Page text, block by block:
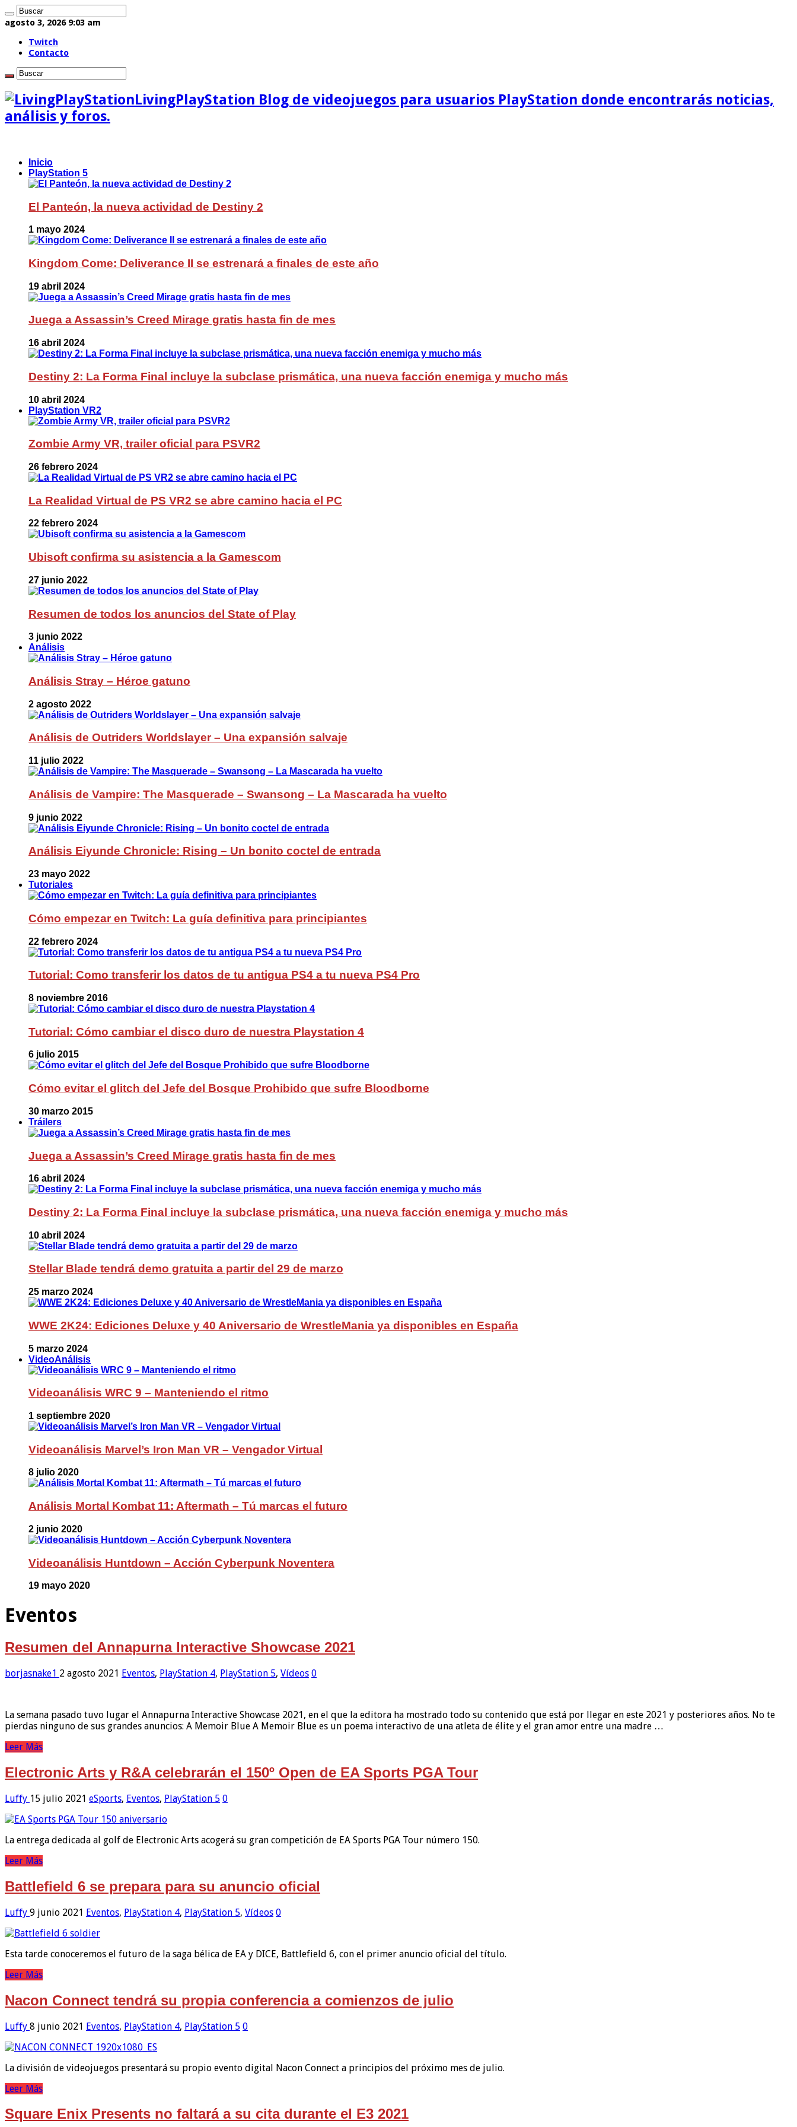
agosto 3, 2026 9:03 am
Twitch
Contacto
LivingPlayStation Blog de videojuegos para usuarios PlayStation donde encontrarás noticias,
análisis y foros.
Inicio
PlayStation 5
El Panteón, la nueva actividad de Destiny 2
1 mayo 2024
Kingdom Come: Deliverance II se estrenará a finales de este año
19 abril 2024
Juega a Assassin’s Creed Mirage gratis hasta fin de mes
16 abril 2024
Destiny 2: La Forma Final incluye la subclase prismática, una nueva facción enemiga y mucho más
10 abril 2024
PlayStation VR2
Zombie Army VR, trailer oficial para PSVR2
26 febrero 2024
La Realidad Virtual de PS VR2 se abre camino hacia el PC
22 febrero 2024
Ubisoft confirma su asistencia a la Gamescom
27 junio 2022
Resumen de todos los anuncios del State of Play
3 junio 2022
Análisis
Análisis Stray – Héroe gatuno
2 agosto 2022
Análisis de Outriders Worldslayer – Una expansión salvaje
11 julio 2022
Análisis de Vampire: The Masquerade – Swansong – La Mascarada ha vuelto
9 junio 2022
Análisis Eiyunde Chronicle: Rising – Un bonito coctel de entrada
23 mayo 2022
Tutoriales
Cómo empezar en Twitch: La guía definitiva para principiantes
22 febrero 2024
Tutorial: Como transferir los datos de tu antigua PS4 a tu nueva PS4 Pro
8 noviembre 2016
Tutorial: Cómo cambiar el disco duro de nuestra Playstation 4
6 julio 2015
Cómo evitar el glitch del Jefe del Bosque Prohibido que sufre Bloodborne
30 marzo 2015
Tráilers
Juega a Assassin’s Creed Mirage gratis hasta fin de mes
16 abril 2024
Destiny 2: La Forma Final incluye la subclase prismática, una nueva facción enemiga y mucho más
10 abril 2024
Stellar Blade tendrá demo gratuita a partir del 29 de marzo
25 marzo 2024
WWE 2K24: Ediciones Deluxe y 40 Aniversario de WrestleMania ya disponibles en España
5 marzo 2024
VideoAnálisis
Videoanálisis WRC 9 – Manteniendo el ritmo
1 septiembre 2020
Videoanálisis Marvel’s Iron Man VR – Vengador Virtual
8 julio 2020
Análisis Mortal Kombat 11: Aftermath – Tú marcas el futuro
2 junio 2020
Videoanálisis Huntdown – Acción Cyberpunk Noventera
19 mayo 2020
Eventos
Resumen del Annapurna Interactive Showcase 2021
borjasnake1 2 agosto 2021 Eventos, PlayStation 4, PlayStation 5, Vídeos 0
La semana pasado tuvo lugar el Annapurna Interactive Showcase 2021, en el que la editora ha mostrado todo su contenido que está por llegar en este 2021 y posteriores años. No te
pierdas ninguno de sus grandes anuncios: A Memoir Blue A Memoir Blue es un poema interactivo de una atleta de élite y el gran amor entre una madre …
Leer Más
Electronic Arts y R&A celebrarán el 150º Open de EA Sports PGA Tour
Luffy 15 julio 2021 eSports, Eventos, PlayStation 5 0
La entrega dedicada al golf de Electronic Arts acogerá su gran competición de EA Sports PGA Tour número 150.
Leer Más
Battlefield 6 se prepara para su anuncio oficial
Luffy 9 junio 2021 Eventos, PlayStation 4, PlayStation 5, Vídeos 0
Esta tarde conoceremos el futuro de la saga bélica de EA y DICE, Battlefield 6, con el primer anuncio oficial del título.
Leer Más
Nacon Connect tendrá su propia conferencia a comienzos de julio
Luffy 8 junio 2021 Eventos, PlayStation 4, PlayStation 5 0
La división de videojuegos presentará su propio evento digital Nacon Connect a principios del próximo mes de julio.
Leer Más
Square Enix Presents no faltará a su cita durante el E3 2021